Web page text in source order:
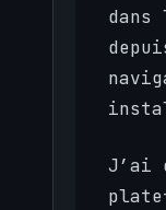
J’ai